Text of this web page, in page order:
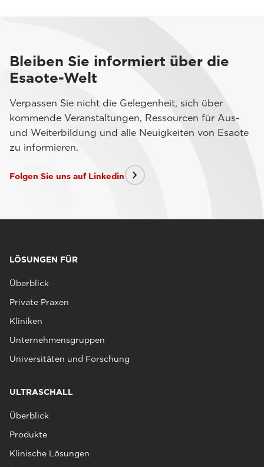
Bleiben Sie informiert über die
Esaote-Welt
Verpassen Sie nicht die Gelegenheit, sich über
kommende Veranstaltungen, Ressourcen für Aus-
und Weiterbildung und alle Neuigkeiten von Esaote
zu informieren.
Folgen Sie uns auf Linkedin
LÖSUNGEN FÜR
Überblick
Private Praxen
Kliniken
Unternehmensgruppen
Universitäten und Forschung
ULTRASCHALL
Überblick
Produkte
Klinische Lösungen